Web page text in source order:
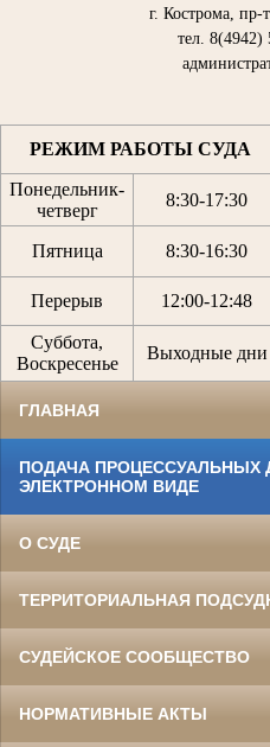
г. Кострома,
тел. 8(4942)
РЕЖИМ РАБОТЫ СУДА
Понедельник-
четверг
8:30-17:30
Пятница 8:30-16:30
Перерыв 12:00-12:48
Суббота,
Воскресенье
Выходные дни
ГЛАВНАЯ
ПОДАЧА ПРОЦЕССУАЛЬНЫХ
ЭЛЕКТРОННОМ ВИДЕ
О СУДЕ
ТЕРРИТОРИАЛЬНАЯ
СУДЕЙСКОЕ СООБЩЕСТВО
НОРМАТИВНЫЕ АКТЫ